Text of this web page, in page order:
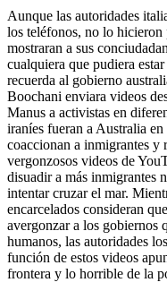
Aunque las autoridades
los teléfonos, no lo hicieron
mostraran a sus
cualquiera que pudiera
recuerda al gobierno
Boochani enviara videos
Manus a activistas en
iraníes fueran a Australia
coaccionan a inmigrantes y
vergonzosos videos de
disuadir a más inmigrantes
intentar cruzar el mar.
encarcelados consideran
avergonzar a los gobiernos
humanos, las autoridades
función de estos videos
frontera y lo horrible de la